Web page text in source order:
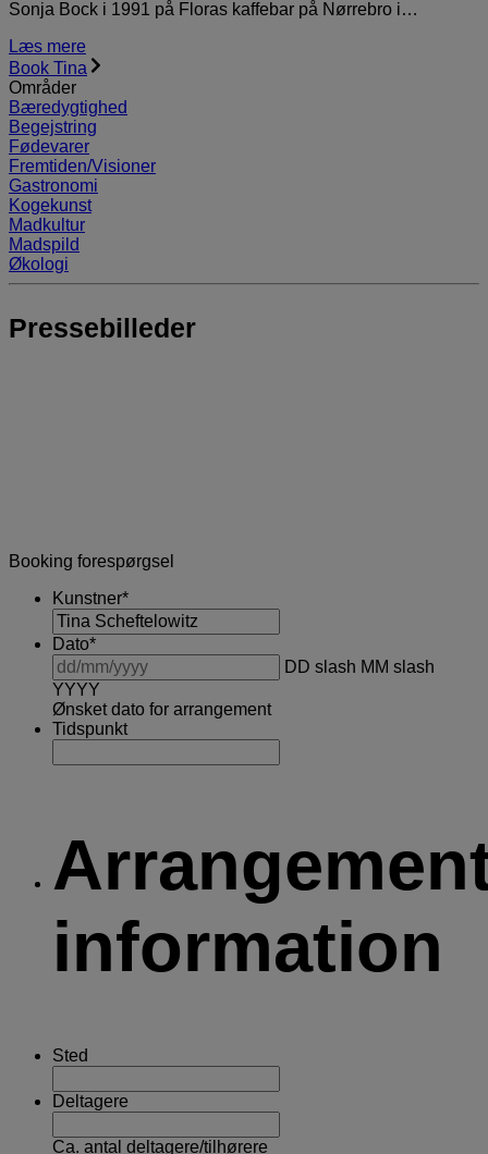
Sonja Bock i 1991 på Floras kaffebar på Nørrebro i…
Læs mere
Book Tina
Områder
Bæredygtighed
Begejstring
Fødevarer
Fremtiden/Visioner
Gastronomi
Kogekunst
Madkultur
Madspild
Økologi
Pressebilleder
Booking forespørgsel
Kunstner*
Dato*
DD slash MM slash
YYYY
Ønsket dato for arrangement
Tidspunkt
information
Sted
Deltagere
Ca. antal deltagere/tilhørere